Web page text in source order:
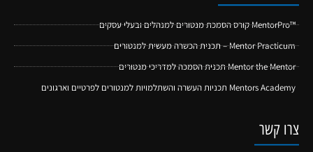
™MentorPro קורס הסמכת מנטורים למנהלים ובעלי עסקים
Mentor Practicum – תכנית הכשרה מעשית למנטורים
Mentor the Mentor תכנית הסמכה למדריכי מנטורים
Mentors Academy תכניות העשרה והשתלמויות למנטורים לפרטיים וארגונים
צרו קשר